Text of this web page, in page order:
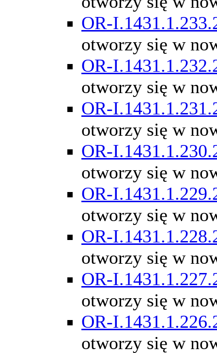
OR-
otworzy się w
OR-
otworzy się w
OR-
otworzy się w
OR-
otworzy się w
OR-
otworzy się w
OR-
otworzy się w
OR-
otworzy się w
OR-
otworzy się w